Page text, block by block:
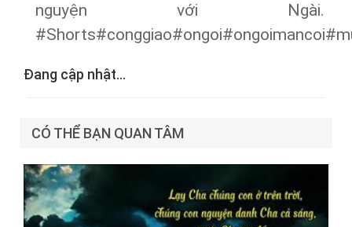
nguyện với Ngài.
Đang cập nhật...
CÓ THỂ BẠN QUAN TÂM